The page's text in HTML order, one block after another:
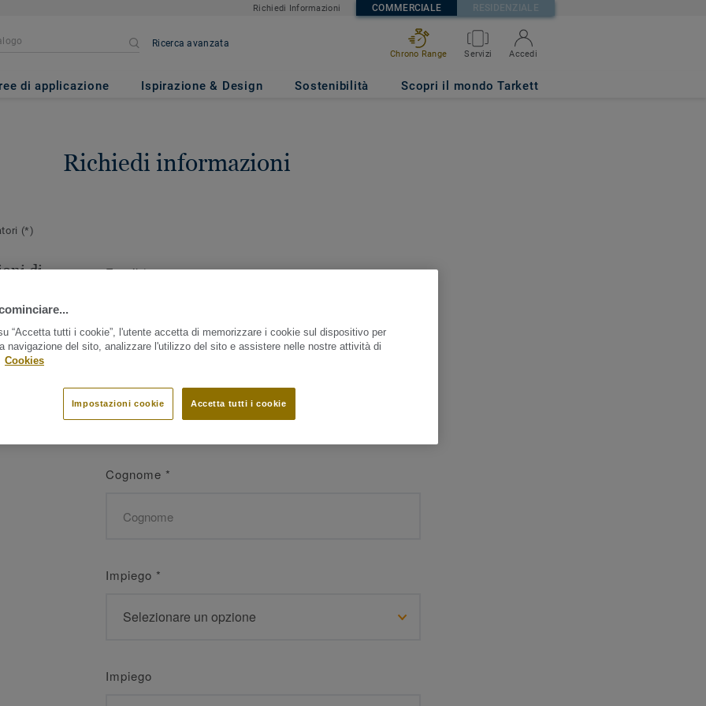
Richiedi Informazioni COMMERCIALE RESIDENZIALE
Ricerca avanzata
Chrono Range Servizi Accedi
di applicazione Ispirazione & Design Sostenibilità Scopri il mondo Tarkett
Richiedi informazioni
(*)
di
da
questo ordine
Email*
Cognome *
Impiego *
Impiego
“Accetta tutti i cookie”, l'utente accetta di memorizzare i cookie sul dispositivo per
navigazione del sito, analizzare l'utilizzo del sito e assistere nelle nostre attività di
Cookies
Accetta tutti i cookie
Impostazioni cookie